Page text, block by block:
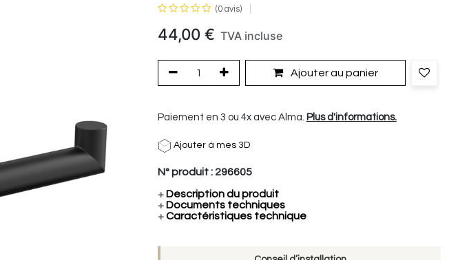
(0 avis)
44,00€ TVA incluse
Ajouter au panier
Paiement en 3 ou 4x avec Alma. Plus d'informations.
Ajouter à mes 3D
N° produit : 296605
+Description du produit
+Documents techniques
+Caractéristiques technique